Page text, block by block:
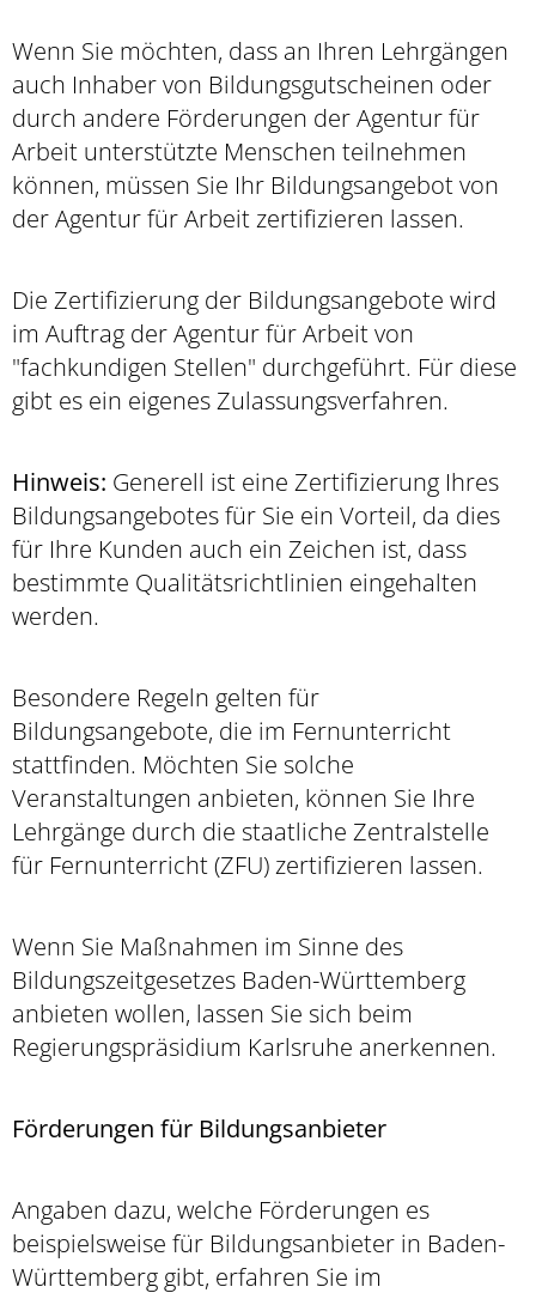
Wenn Sie möchten, dass an Ihren Lehrgängen
auch Inhaber von Bildungsgutscheinen oder
durch andere Förderungen der Agentur für
Arbeit unterstützte Menschen teilnehmen
können, müssen Sie Ihr Bildungsangebot von
der Agentur für Arbeit zertifizieren lassen.
Die Zertifizierung der Bildungsangebote wird
im Auftrag der Agentur für Arbeit von
"fachkundigen Stellen" durchgeführt. Für diese
gibt es ein eigenes Zulassungsverfahren.
Hinweis: Generell ist eine Zertifizierung Ihres
Bildungsangebotes für Sie ein Vorteil, da dies
für Ihre Kunden auch ein Zeichen ist, dass
bestimmte Qualitätsrichtlinien eingehalten
werden.
Besondere Regeln gelten für
Bildungsangebote, die im Fernunterricht
stattfinden. Möchten Sie solche
Veranstaltungen anbieten, können Sie Ihre
Lehrgänge durch die staatliche Zentralstelle
für Fernunterricht (ZFU) zertifizieren lassen.
Wenn Sie Maßnahmen im Sinne des
Bildungszeitgesetzes Baden-Württemberg
anbieten wollen, lassen Sie sich beim
Regierungspräsidium Karlsruhe anerkennen.
Förderungen für Bildungsanbieter
Angaben dazu, welche Förderungen es
beispielsweise für Bildungsanbieter in Baden-
Württemberg gibt, erfahren Sie im